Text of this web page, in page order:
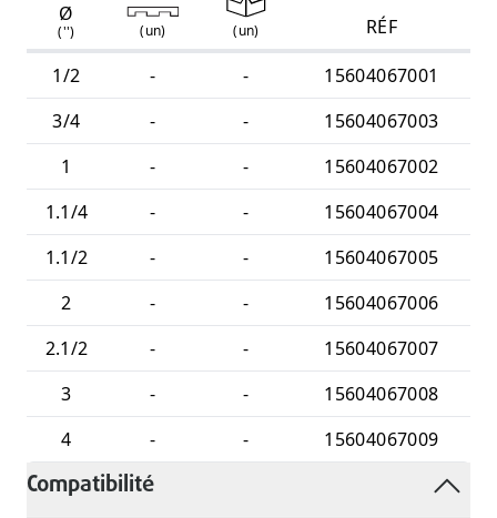
Ø
('') (un) (un)
RÉF
1/2
- -
15604067001
3/4
- -
15604067003
1
- -
15604067002
1.1/4
- -
15604067004
1.1/2
- -
15604067005
2
- -
15604067006
2.1/2
- -
15604067007
3
- -
15604067008
4
- - 15604067009
Compatibilité